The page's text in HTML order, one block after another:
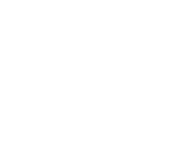
い